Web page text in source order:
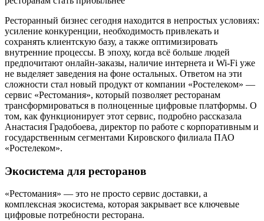
Ресторанный бизнес сегодня находится в непростых условиях:
усиление конкуренции, необходимость привлекать и
сохранять клиентскую базу, а также оптимизировать
внутренние процессы. В эпоху, когда всё больше людей
предпочитают онлайн-заказы, наличие интернета и Wi-Fi уже
не выделяет заведения на фоне остальных. Ответом на эти
сложности стал новый продукт от компании «Ростелеком» —
сервис «Рестомания», который позволяет ресторанам
трансформироваться в полноценные цифровые платформы. О
том, как функционирует этот сервис, подробно рассказала
Анастасия Градобоева, директор по работе с корпоративным и
государственным сегментами Кировского филиала ПАО
«Ростелеком».
Экосистема для ресторанов
«Рестомания» — это не просто сервис доставки, а
комплексная экосистема, которая закрывает все ключевые
цифровые потребности ресторана.